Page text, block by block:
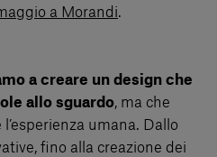
a Morandi.
a creare un design che
allo sguardo, ma che
umana. Dallo
fino alla creazione dei